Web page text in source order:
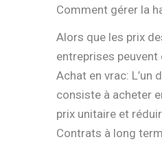
Comment gérer la
Alors que les prix
entreprises
Achat en vrac:
consiste à acheter
prix unitaire et
Contrats à long